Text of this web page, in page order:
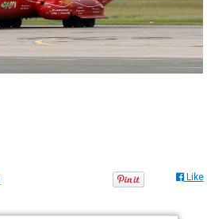
Like